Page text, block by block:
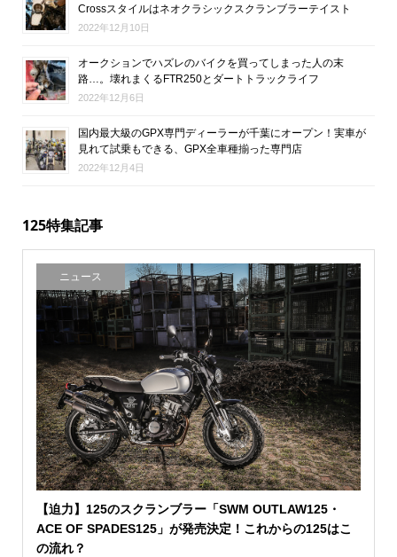
Crossスタイルはネオクラシックスクランブラーテイスト
2022年12月10日
オークションでハズレのバイクを買ってしまった人の末
路…。壊れまくるFTR250とダートトラックライフ
2022年12月6日
国内最大級のGPX専門ディーラーが千葉にオープン！実車が
見れて試乗もできる、GPX全車種揃った専門店
2022年12月4日
125特集記事
ニュース
【迫力】125のスクランブラー「SWM OUTLAW125・
ACE OF SPADES125」が発売決定！これからの125はこ
の流れ？